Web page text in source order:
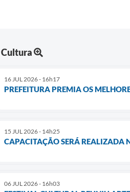
Cultura
16 JUL 2026 - 16h17
PREFEITURA PREMIA OS
15 JUL 2026 - 14h25
CAPACITAÇÃO SERÁ REALIZADA
06 JUL 2026 - 16h03